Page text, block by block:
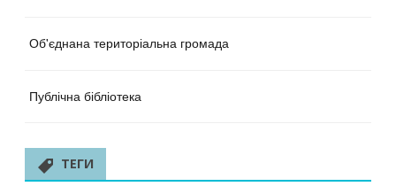
Об'єднана територіальна громада
Публічна бібліотека
ТЕГИ